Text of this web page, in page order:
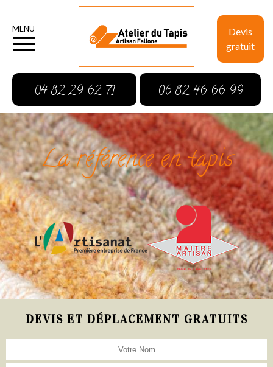
Devis
gratuit
MENU
04 82 29 62 71 06 82 46 66 99
La référence en tapis
DEVIS ET DÉPLACEMENT GRATUITS